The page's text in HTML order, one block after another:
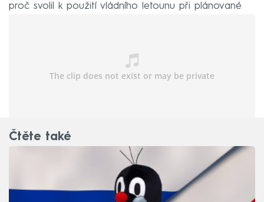
proč svolil k použití vládního letounu při plánované
Čtěte také